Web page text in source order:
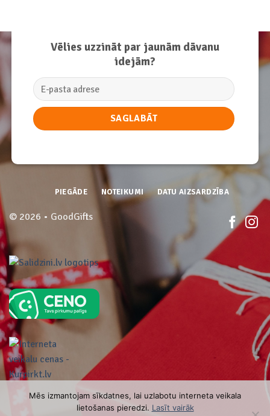
Vēlies uzzināt par jaunām dāvanu
idejām?
© 2026 • GoodGifts
PIEGĀDE NOTEIKUMI DATU AIZSARDZĪBA
Mēs izmantojam sīkdatnes, lai uzlabotu interneta veikala
lietošanas pieredzi. Lasīt vairāk